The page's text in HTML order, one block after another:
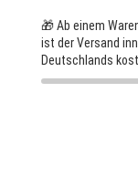
🎁 Ab einem
ist der Versand
Deutschlands